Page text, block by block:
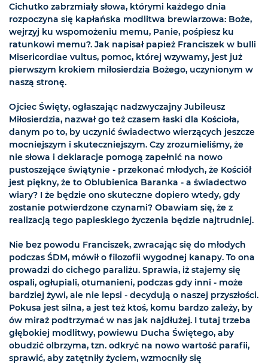
Cichutko zabrzmiały słowa, którymi każdego dnia
rozpoczyna się kapłańska modlitwa brewiarzowa: Boże,
wejrzyj ku wspomożeniu memu, Panie, pośpiesz ku
ratunkowi memu?. Jak napisał papież Franciszek w bulli
Misericordiae vultus, pomoc, której wzywamy, jest już
pierwszym krokiem miłosierdzia Bożego, uczynionym w
naszą stronę.
Ojciec Święty, ogłaszając nadzwyczajny Jubileusz
Miłosierdzia, nazwał go też czasem łaski dla Kościoła,
danym po to, by uczynić świadectwo wierzących jeszcze
mocniejszym i skuteczniejszym. Czy zrozumieliśmy, że
nie słowa i deklaracje pomogą zapełnić na nowo
pustoszejące świątynie - przekonać młodych, że Kościół
jest piękny, że to Oblubienica Baranka - a świadectwo
wiary? I że będzie ono skuteczne dopiero wtedy, gdy
zostanie potwierdzone czynami? Obawiam się, że z
realizacją tego papieskiego życzenia będzie najtrudniej.
Nie bez powodu Franciszek, zwracając się do młodych
podczas ŚDM, mówił o filozofii wygodnej kanapy. To ona
prowadzi do cichego paraliżu. Sprawia, iż stajemy się
ospali, ogłupiali, otumanieni, podczas gdy inni - może
bardziej żywi, ale nie lepsi - decydują o naszej przyszłości.
Pokusa jest silna, a jest też ktoś, komu bardzo zależy, by
ów miraż podtrzymać w nas jak najdłużej. I tutaj trzeba
głębokiej modlitwy, powiewu Ducha Świętego, aby
obudzić olbrzyma, tzn. odkryć na nowo wartość parafii,
sprawić, aby zatętniły życiem, wzmocniły się